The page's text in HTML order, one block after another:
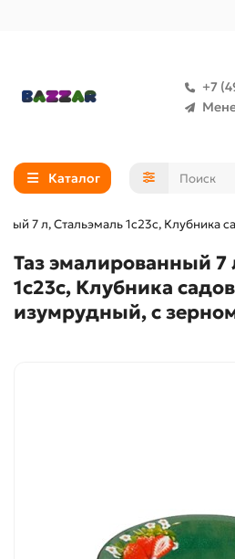
+7
Каталог
7 л, Стальэмаль 1с23с, Клубника
Таз эмалированный 7
1с23с, Клубника
изумрудный, с